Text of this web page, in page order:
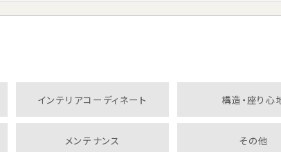
インテリアコーディネート 構造・座り心
メンテナンス その他